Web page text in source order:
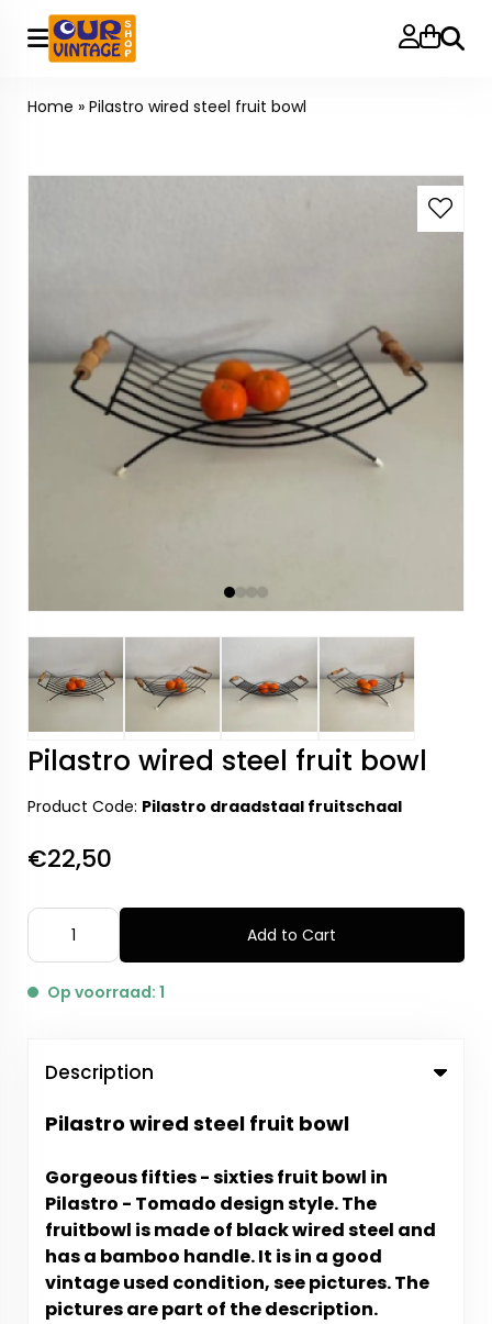
Search
Home » Pilastro wired steel fruit bowl
Pilastro wired steel fruit bowl
Product Code: Pilastro draadstaal fruitschaal
€22,50
Add to Cart
Op voorraad: 1
Description
Pilastro wired steel fruit bowl
Gorgeous fifties - sixties fruit bowl in
Pilastro - Tomado design style.The
fruitbowl is made of black wired steel and
has a bamboo handle. It is in a good
vintage used condition, see pictures. The
pictures are part of the description.